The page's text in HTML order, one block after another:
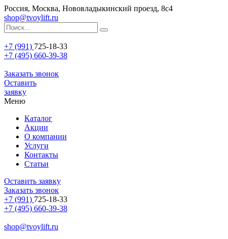
Россия, Москва, Нововладыкинский проезд, 8с4
shop@tvoylift.ru
+7 (991) 725-18-33
+7 (495) 660-39-38
Заказать звонок
Оставить
заявку
Меню
Каталог
Акции
О компании
Услуги
Контакты
Статьи
Оставить заявку
Заказать звонок
+7 (991) 725-18-33
+7 (495) 660-39-38
shop@tvoylift.ru